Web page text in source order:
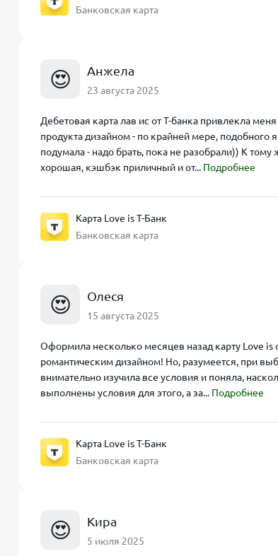
Банковская карта
😍 Анжела
23 августа 2025
Дебетовая карта лав ис от Т-банка привлекла
продукта дизайном - по крайней мере, подобного
подумала - надо брать, пока не разобрали)) К
хорошая, кэшбэк приличный и от... Подробнее
Карта Love is Т-Банк
Банковская карта
😍 Олеся
15 августа 2025
Оформила несколько месяцев назад карту Love
романтическим дизайном! Но, разумеется, при
внимательно изучила все условия и поняла,
выполнены условия для этого, а за... Подробнее
Карта Love is Т-Банк
Банковская карта
😍 Кира
5 июля 2025